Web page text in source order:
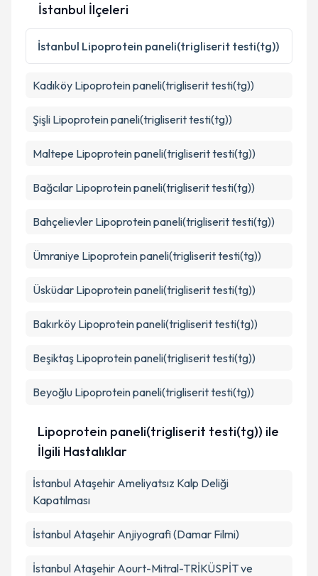
Kişisel verilerimin işlenmesine ilişkinAydınlatma
Metni
'ni okudum ve kişisel verilerimin belirtilen
kapsamda işlenmesini kabul ediyorum.
İstanbul İlçeleri
İstanbul Lipoprotein paneli(trigliserit testi(tg))
Kadıköy Lipoprotein paneli(trigliserit testi(tg))
Şişli Lipoprotein paneli(trigliserit testi(tg))
Maltepe Lipoprotein paneli(trigliserit testi(tg))
Bağcılar Lipoprotein paneli(trigliserit testi(tg))
Bahçelievler Lipoprotein paneli(trigliserit testi(tg))
Ümraniye Lipoprotein paneli(trigliserit testi(tg))
Üsküdar Lipoprotein paneli(trigliserit testi(tg))
Bakırköy Lipoprotein paneli(trigliserit testi(tg))
Beşiktaş Lipoprotein paneli(trigliserit testi(tg))
Beyoğlu Lipoprotein paneli(trigliserit testi(tg))
Lipoprotein paneli(trigliserit testi(tg)) ile
İlgili Hastalıklar
İstanbul Ataşehir Ameliyatsız Kalp Deliği
Kapatılması
İstanbul Ataşehir Anjiyografi (Damar Filmi)
İstanbul Ataşehir Aourt-Mitral-TRİKÜSPİT ve